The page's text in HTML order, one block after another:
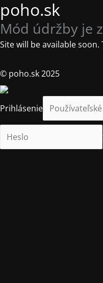
poho.sk
Mód údržby je
Site will be available
© poho.sk 2025
Prihlásenie